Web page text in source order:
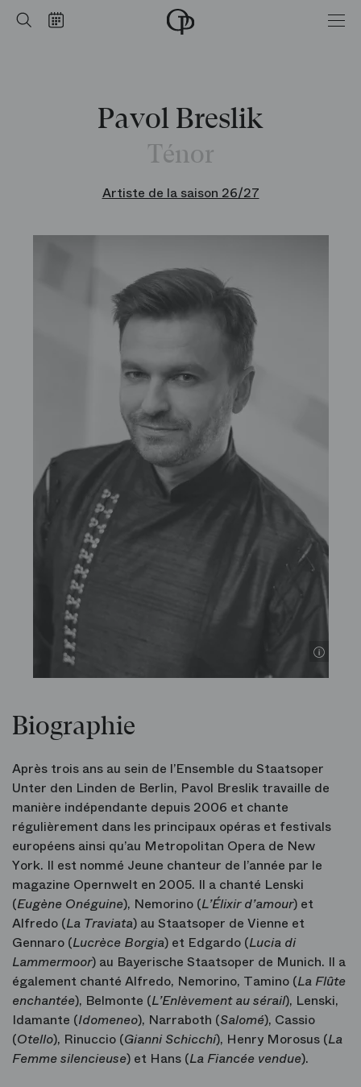
Rechercher
Calendrier Accueil
Pavol Breslik
Ténor
Artiste de la saison 26/27
Biographie
Après trois ans au sein de l’Ensemble du Staatsoper
Unter den Linden de Berlin, Pavol Breslik travaille de
manière indépendante depuis 2006 et chante
régulièrement dans les principaux opéras et festivals
européens ainsi qu’au Metropolitan Opera de New
York. Il est nommé Jeune chanteur de l’année par le
magazine Opernwelt en 2005. Il a chanté Lenski
(Eugène Onéguine), Nemorino (L’Élixir d’amour) et
Alfredo (La Traviata) au Staatsoper de Vienne et
Gennaro (Lucrèce Borgia) et Edgardo (Lucia di
Lammermoor) au Bayerische Staatsoper de Munich. Il a
également chanté Alfredo, Nemorino, Tamino (La Flûte
enchantée), Belmonte (L’Enlèvement au sérail), Lenski,
Idamante (Idomeneo), Narraboth (Salomé), Cassio
(Otello), Rinuccio (Gianni Schicchi), Henry Morosus (La
Femme silencieuse) et Hans (La Fiancée vendue).